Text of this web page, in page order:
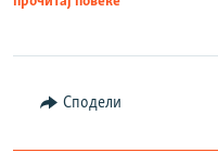
Сподели